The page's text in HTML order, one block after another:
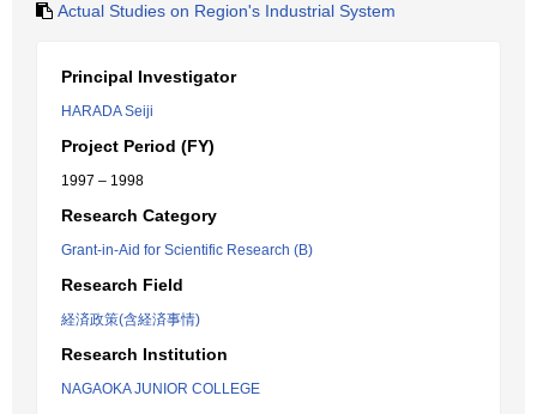
Actual Studies on Region's Industrial System
Principal Investigator
HARADA Seiji
Project Period (FY)
1997 – 1998
Research Category
Grant-in-Aid for Scientific Research (B)
Research Field
経済政策(含経済事情)
Research Institution
NAGAOKA JUNIOR COLLEGE